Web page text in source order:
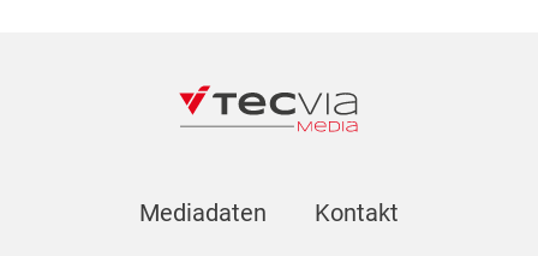
Mediadaten Kontakt